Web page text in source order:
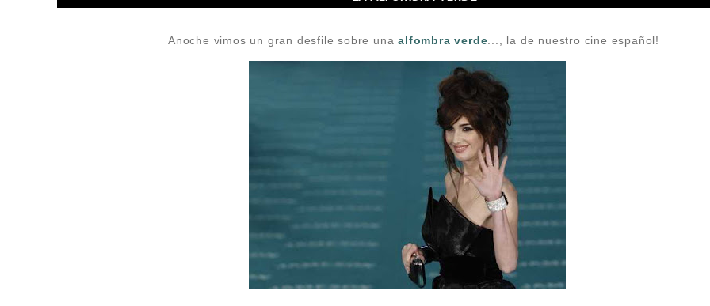
Anoche vimos un gran desfile sobre unaalfombra verde ..., la de nuestro cine español!